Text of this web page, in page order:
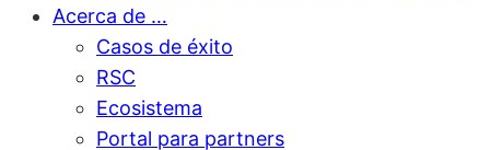
Acerca de …
Casos de éxito
RSC
Ecosistema
Portal para partners